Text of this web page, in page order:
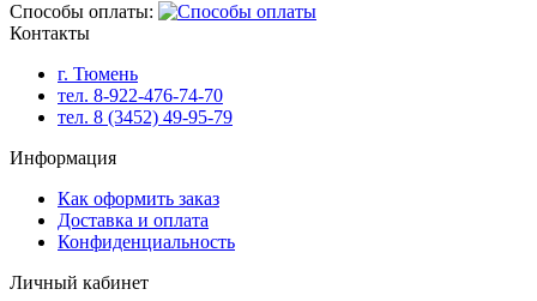
Способы оплаты:
Контакты
г. Тюмень
тел. 8-922-476-74-70
тел. 8 (3452) 49-95-79
Информация
Как оформить заказ
Доставка и оплата
Конфиденциальность
Личный кабинет